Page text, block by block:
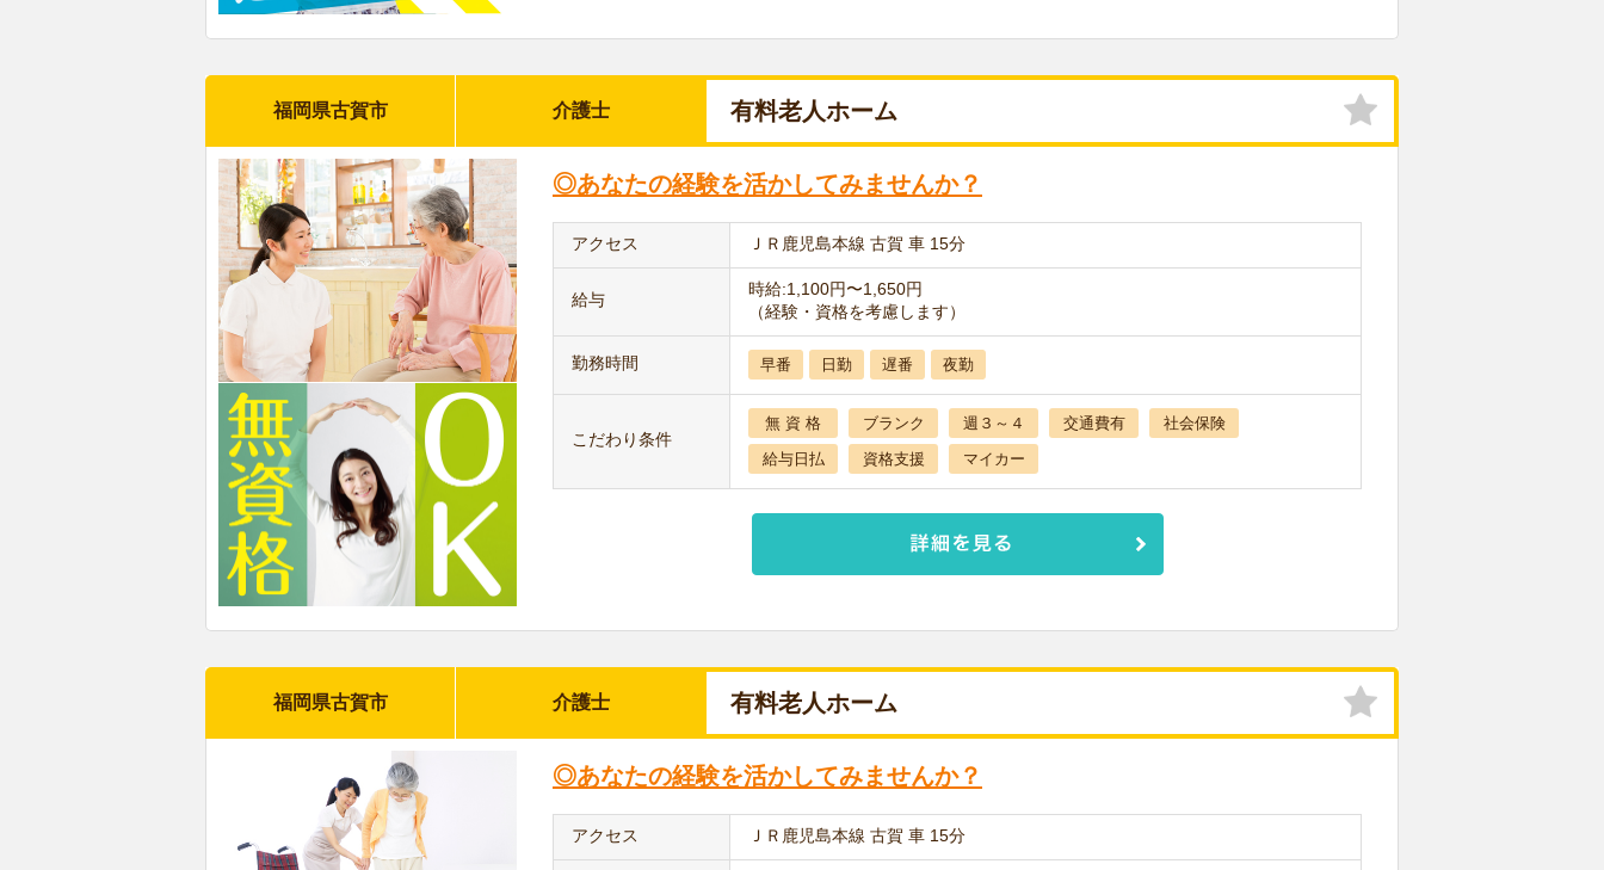
福岡県古賀市 介護士 有料老人ホーム
◎あなたの経験を活かしてみませんか？
アクセス ＪＲ鹿児島本線 古賀 車 15分
給与
時給:1,100円〜1,650円
（経験・資格を考慮します）
勤務時間 早番 日勤 遅番 夜勤
こだわり条件
無 資 格 ブランク 週３～４ 交通費有
社会保険
給与日払
資格支援 マイカー
福岡県古賀市 介護士 有料老人ホーム
◎あなたの経験を活かしてみませんか？
アクセス ＪＲ鹿児島本線 古賀 車 15分